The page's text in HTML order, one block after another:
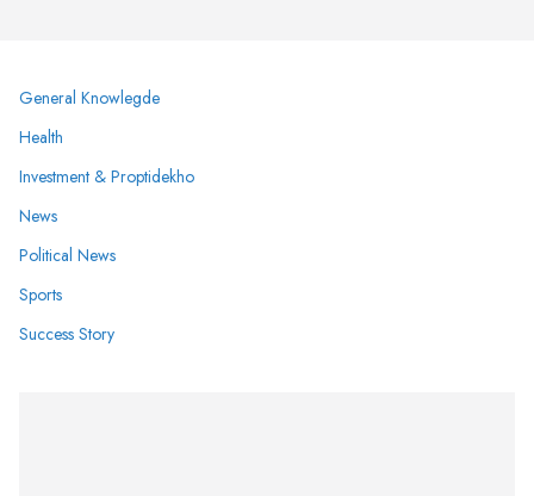
General Knowlegde
Health
Investment & Proptidekho
News
Political News
Sports
Success Story